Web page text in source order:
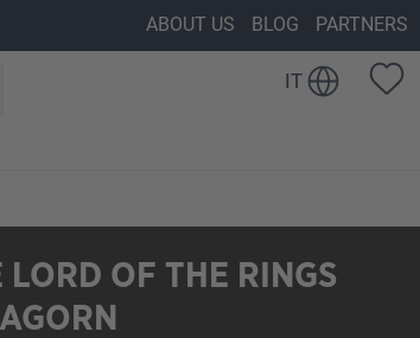
ABOUT US BLOG PARTNERS
IT
OF THE RINGS